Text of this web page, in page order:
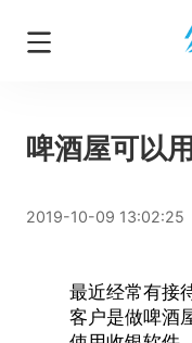
啤酒屋可以
2019-10-09 13:02:25
最近经常有接
客户是做啤酒